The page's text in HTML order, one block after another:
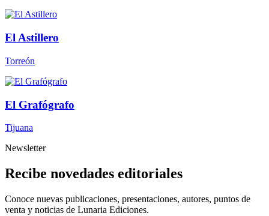
El Astillero
Torreón
El Grafógrafo
Tijuana
Newsletter
Recibe novedades editoriales
Conoce nuevas publicaciones, presentaciones, autores, puntos de
venta y noticias de Lunaria Ediciones.